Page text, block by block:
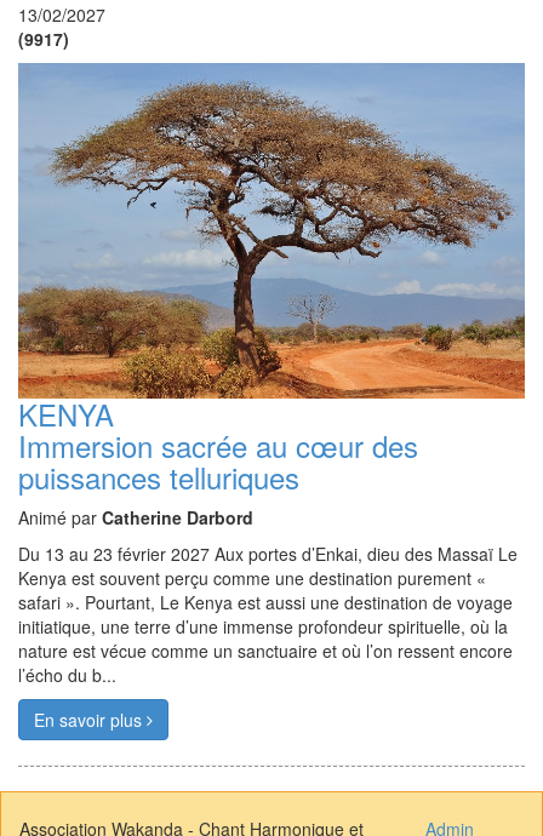
13/02/2027
(9917)
KENYA
Immersion sacrée au cœur des
puissances telluriques
Animé par Catherine Darbord
Du 13 au 23 février 2027 Aux portes d’Enkai, dieu des Massaï Le
Kenya est souvent perçu comme une destination purement «
safari ». Pourtant, Le Kenya est aussi une destination de voyage
initiatique, une terre d’une immense profondeur spirituelle, où la
nature est vécue comme un sanctuaire et où l’on ressent encore
l’écho du b...
En savoir plus
Association Wakanda - Chant Harmonique et Admin